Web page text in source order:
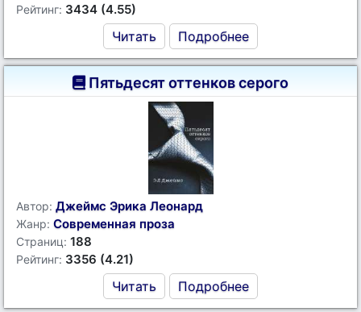
Рейтинг: 3434 (4.55)
Читать Подробнее
Пятьдесят оттенков серого
Автор: Джеймс Эрика Леонард
Жанр: Современная проза
Страниц: 188
Рейтинг: 3356 (4.21)
Читать Подробнее